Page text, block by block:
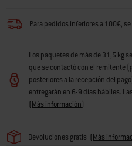
Para pedidos inferiores a 100€,
Los paquetes de más de 31,5 kg
que se contactó con el remitente
posteriores a la recepción del
entregarán en 6-9 días hábiles.
(Más información)
Devoluciones gratis (Más